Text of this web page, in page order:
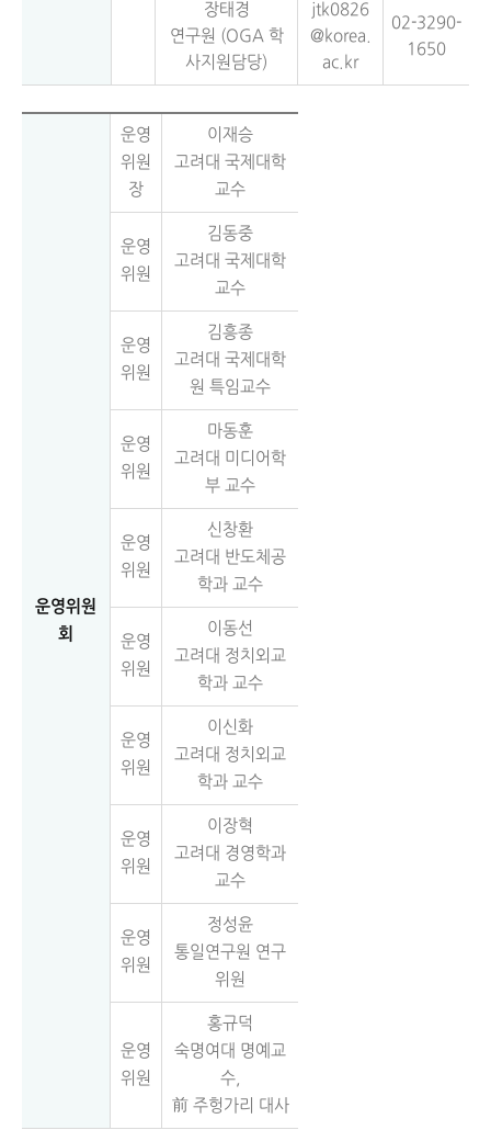
장태경
연구원 (OGA 학
사지원담당)
jtk0826
@korea.
ac.kr
02-3290-
1650
운영위원
회
운영
위원
장
이재승
고려대 국제대학
교수
운영
위원
김동중
고려대 국제대학
교수
운영
위원
김흥종
고려대 국제대학
원 특임교수
운영
위원
마동훈
고려대 미디어학
부 교수
운영
위원
신창환
고려대 반도체공
학과 교수
운영
위원
이동선
고려대 정치외교
학과 교수
운영
위원
이신화
고려대 정치외교
학과 교수
운영
위원
이장혁
고려대 경영학과
교수
운영
위원
정성윤
통일연구원 연구
위원
운영
위원
홍규덕
숙명여대 명예교
수,
前 주헝가리 대사